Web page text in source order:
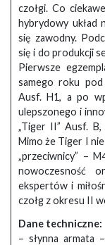
czołgi. Co
hybrydowy układ
się zawodny.
się i do produkcji
Pierwsze
samego roku
Ausf. H1, a po
ulepszonego i
„Tiger II” Ausf. B,
Mimo że Tiger I
„przeciwnicy” –
nowoczesność
ekspertów i
czołg z okresu II
Dane techniczne:
– słynna armata